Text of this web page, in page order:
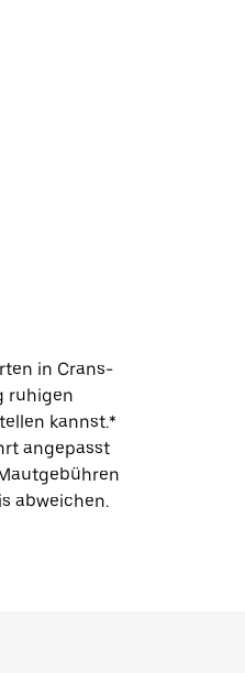
in Crans-
ruhigen
kannst.*
angepasst
abweichen.